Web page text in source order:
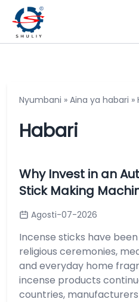
Nyumbani » Aina ya habari »
Habari
Why Invest in an
Stick Making
Agosti-07-2026
Incense sticks have
religious ceremonies,
and everyday home
incense products
countries, manufacturers